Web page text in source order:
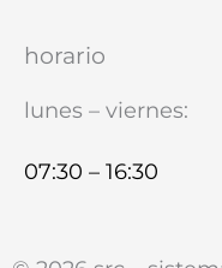
horario
lunes – viernes:
07:30 – 16:30